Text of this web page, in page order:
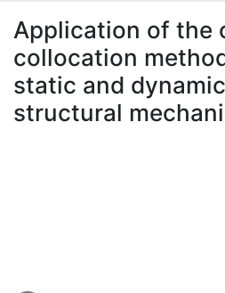
À propos
Application of the
collocation
static and
structural